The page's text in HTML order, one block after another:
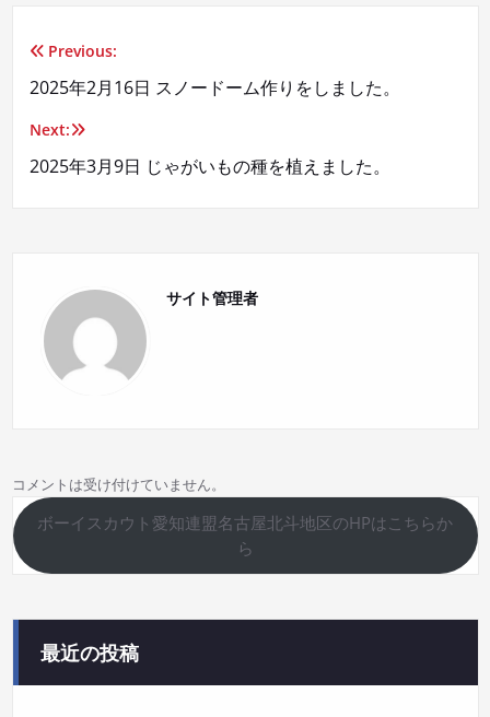
投
稿
ナ
シ
ョ
Previous:
2025年2月16日 スノードーム作りをしました。
Next:
2025年3月9日 じゃがいもの種を植えました。
サイト管理者
コメントは受け付けていません。
ボーイスカウト愛知連盟名古屋北斗地区のHPはこちらか
ら
最近の投稿